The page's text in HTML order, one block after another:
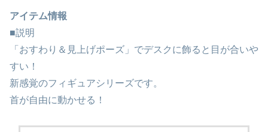
アイテム情報
■説明
「おすわり＆見上げポーズ」でデスクに飾ると目が合いや
すい！
新感覚のフィギュアシリーズです。
首が自由に動かせる！